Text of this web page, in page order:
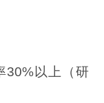
30%以上（研